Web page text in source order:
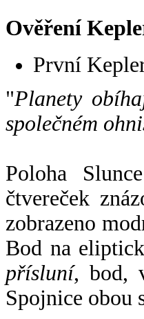
Ověření
První
"Planety
společném
Poloha
čtvereček
zobrazeno
Bod na
přísluní, bod,
Spojnice obou